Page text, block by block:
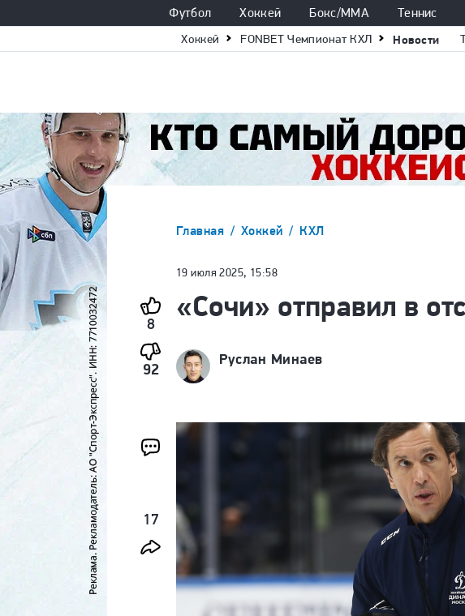
Футбол Хоккей Бокс/ММА Теннис
Хоккей FONBET Чемпионат КХЛ Новости
Главная Хоккей КХЛ
8
92
17
19 июля 2025, 15:58
«Сочи» отправил в
Руслан Минаев